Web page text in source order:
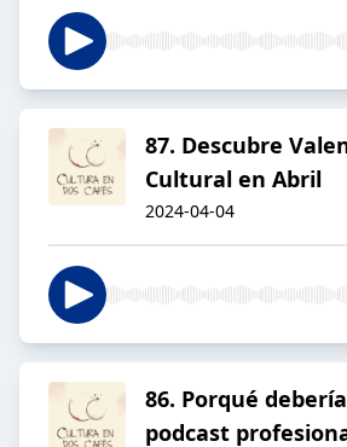
87. Descubre
Cultural en Abril
2024-04-04
86. Porqué
podcast